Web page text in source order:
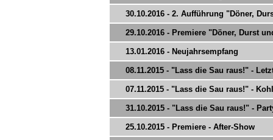
30.10.2016 - 2. Aufführung "Döner,
29.10.2016 - Premiere "Döner, Durst
13.01.2016 - Neujahrsempfang
08.11.2015 - "Lass die Sau raus!" -
07.11.2015 - "Lass die Sau raus!" -
31.10.2015 - "Lass die Sau raus!" -
25.10.2015 - Premiere - After-Show